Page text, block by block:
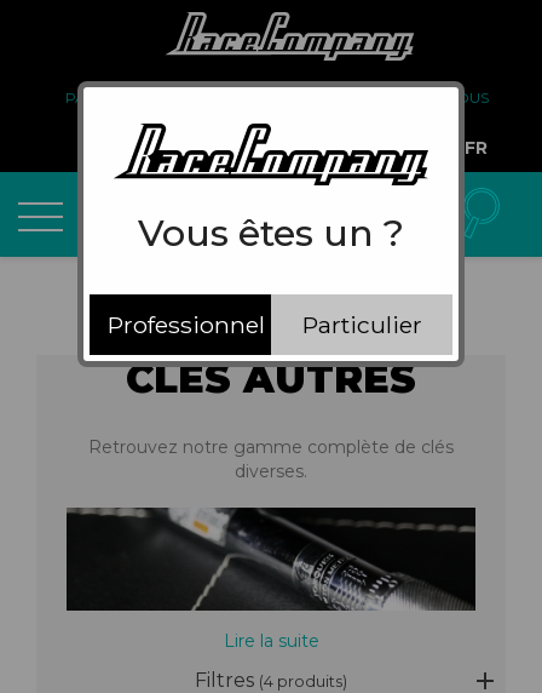
PARTENARIAT
À PROPOS DE NOUS
COMPTE PRO
FR
CLÉS AUTRES
Retrouvez notre gamme complète de clés
diverses.
Lire la suite
Filtres (4 produits)
Vous êtes un ?
Professionnel Particulier